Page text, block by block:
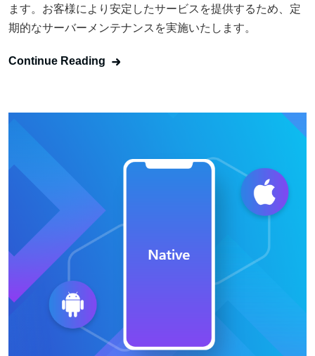
ます。お客様により安定したサービスを提供するため、定
期的なサーバーメンテナンスを実施いたします。
Continue Reading